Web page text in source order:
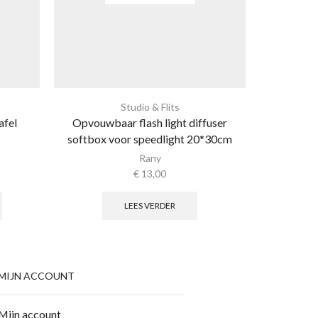
Studio & Flits
Opvouwbaar flash light diffuser
softbox voor speedlight 20*30cm
Rany
€ 13,00
LEES VERDER
ACCOUNT
account